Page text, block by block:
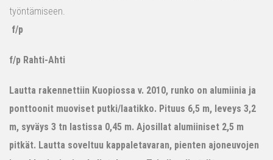
työntämiseen.
f/p
f/p Rahti-Ahti
Lautta rakennettiin Kuopiossa v. 2010, runko on alumiinia ja
ponttoonit muoviset putki/laatikko. Pituus 6,5 m, leveys 3,2
m, syväys 3 tn lastissa 0,45 m. Ajosillat alumiiniset 2,5 m
pitkät. Lautta soveltuu kappaletavaran, pienten ajoneuvojen